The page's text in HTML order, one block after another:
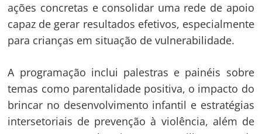
ações concretas e consolidar uma rede de apoio
capaz de gerar resultados efetivos, especialmente
para crianças em situação de vulnerabilidade.
A programação inclui palestras e painéis sobre
temas como parentalidade positiva, o impacto do
brincar no desenvolvimento infantil e estratégias
intersetoriais de prevenção à violência, além de
Navegação
de